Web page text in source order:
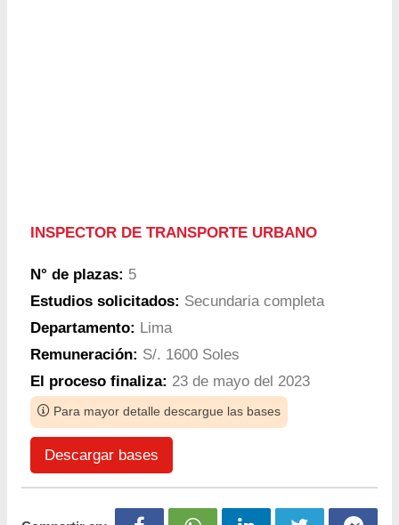
INSPECTOR DE TRANSPORTE URBANO
N° de plazas: 5
Estudios solicitados: Secundaria completa
Departamento: Lima
Remuneración: S/. 1600 Soles
El proceso finaliza: 23 de mayo del 2023
Para mayor detalle descargue las bases
Descargar bases